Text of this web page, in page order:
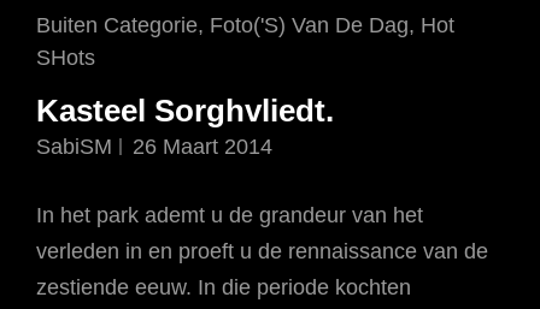
Cat
Links
Buiten Categorie, Foto('s) Van De Dag, Hot
SHots
Kasteel Sorghvliedt.
SabiSM 26 Maart 2014
In het park ademt u de grandeur van het
verleden in en proeft u de rennaissance van de
zestiende eeuw. In die periode kochten